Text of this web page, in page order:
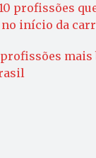
profissões
início da
mais